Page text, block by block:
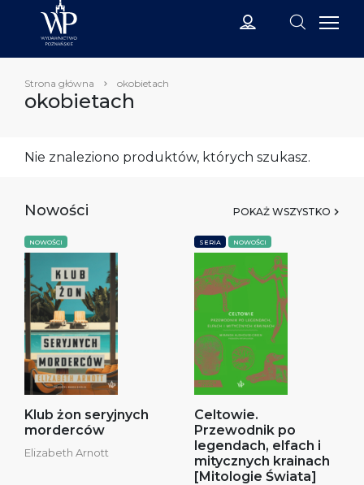
Strona główna okobietach
okobietach
Nie znaleziono produktów, których szukasz.
Nowości POKAŻ WSZYSTKO
NOWOŚCI
Klub żon seryjnych
morderców
Elizabeth Arnott
SERIA NOWOŚCI
Celtowie.
Przewodnik po
legendach, elfach i
mitycznych krainach
[Mitologie Świata]